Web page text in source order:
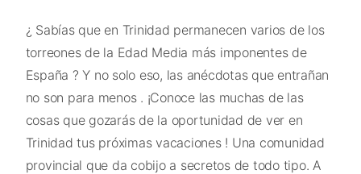
¿ Sabías que en Trinidad permanecen varios de los
torreones de la Edad Media más imponentes de
España ? Y no solo eso, las anécdotas que entrañan
no son para menos . ¡Conoce las muchas de las
cosas que gozarás de la oportunidad de ver en
Trinidad tus próximas vacaciones ! Una comunidad
provincial que da cobijo a secretos de todo tipo. A